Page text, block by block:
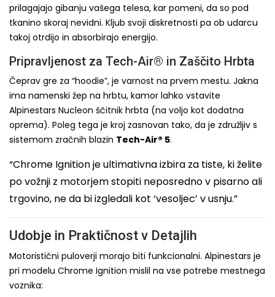
prilagajajo gibanju vašega telesa, kar pomeni, da so pod
tkanino skoraj nevidni. Kljub svoji diskretnosti pa ob udarcu
takoj otrdijo in absorbirajo energijo.
Pripravljenost za Tech-Air® in Zaščito Hrbta
Čeprav gre za “hoodie”, je varnost na prvem mestu. Jakna
ima namenski žep na hrbtu, kamor lahko vstavite
Alpinestars Nucleon ščitnik hrbta (na voljo kot dodatna
oprema). Poleg tega je kroj zasnovan tako, da je združljiv s
sistemom zračnih blazin Tech-Air® 5.
“Chrome Ignition je ultimativna izbira za tiste, ki želite
po vožnji z motorjem stopiti neposredno v pisarno ali
trgovino, ne da bi izgledali kot ‘vesoljec’ v usnju.”
Udobje in Praktičnost v Detajlih
Motoristični puloverji morajo biti funkcionalni. Alpinestars je
pri modelu Chrome Ignition mislil na vse potrebe mestnega
voznika: